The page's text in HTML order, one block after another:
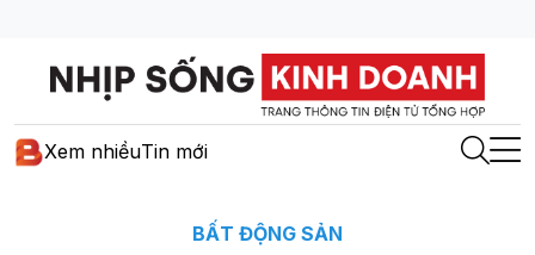
Xem nhiềuTin mới
BẤT ĐỘNG SẢN